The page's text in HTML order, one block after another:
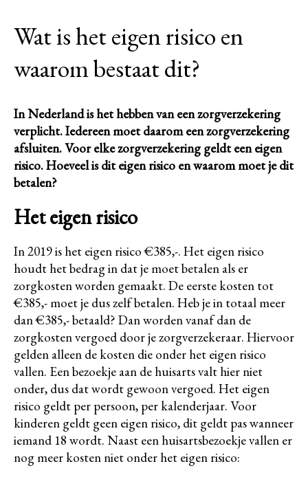
Wat is het eigen risico en
waarom bestaat dit?
In Nederland is het hebben van een zorgverzekering
verplicht. Iedereen moet daarom een zorgverzekering
afsluiten. Voor elke zorgverzekering geldt een eigen
risico. Hoeveel is dit eigen risico en waarom moet je dit
betalen?
Het eigen risico
In 2019 is het eigen risico €385,-. Het eigen risico
houdt het bedrag in dat je moet betalen als er
zorgkosten worden gemaakt. De eerste kosten tot
€385,- moet je dus zelf betalen. Heb je in totaal meer
dan €385,- betaald? Dan worden vanaf dan de
zorgkosten vergoed door je zorgverzekeraar. Hiervoor
gelden alleen de kosten die onder het eigen risico
vallen. Een bezoekje aan de huisarts valt hier niet
onder, dus dat wordt gewoon vergoed. Het eigen
risico geldt per persoon, per kalenderjaar. Voor
kinderen geldt geen eigen risico, dit geldt pas wanneer
iemand 18 wordt. Naast een huisartsbezoekje vallen er
nog meer kosten niet onder het eigen risico: